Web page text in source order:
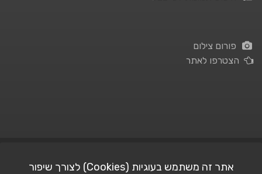
פורום צילום
הצטרפו לאתר
אתר זה משתמש בעוגיות (Cookies) לצורך שיפור